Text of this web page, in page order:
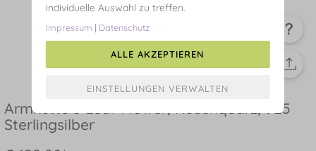
Armkette 3 Leaf Flower, Rosenquarz, 925
Sterlingsilber
individuelle Auswahl zu treffen.
Impressum | Datenschutz
ALLE AKZEPTIEREN